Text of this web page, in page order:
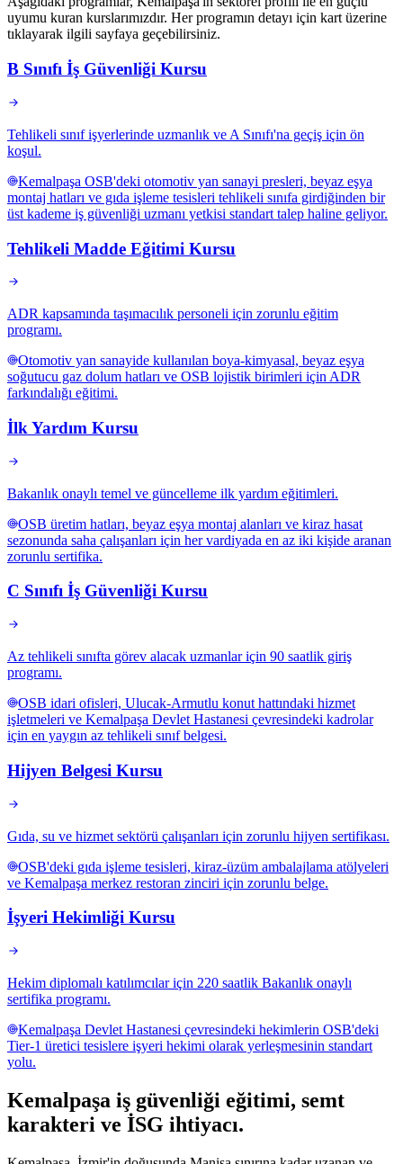
uyumu kuran kurslarımızdır. Her programın detayı için kart üzerine
tıklayarak ilgili sayfaya geçebilirsiniz.
B Sınıfı İş Güvenliği Kursu
Tehlikeli sınıf işyerlerinde uzmanlık ve A Sınıfı'na geçiş için ön
koşul.
Kemalpaşa OSB'deki otomotiv yan sanayi presleri, beyaz eşya
montaj hatları ve gıda işleme tesisleri tehlikeli sınıfa girdiğinden bir
üst kademe iş güvenliği uzmanı yetkisi standart talep haline geliyor.
Tehlikeli Madde Eğitimi Kursu
ADR kapsamında taşımacılık personeli için zorunlu eğitim
programı.
Otomotiv yan sanayide kullanılan boya-kimyasal, beyaz eşya
soğutucu gaz dolum hatları ve OSB lojistik birimleri için ADR
farkındalığı eğitimi.
İlk Yardım Kursu
Bakanlık onaylı temel ve güncelleme ilk yardım eğitimleri.
OSB üretim hatları, beyaz eşya montaj alanları ve kiraz hasat
sezonunda saha çalışanları için her vardiyada en az iki kişide aranan
zorunlu sertifika.
C Sınıfı İş Güvenliği Kursu
Az tehlikeli sınıfta görev alacak uzmanlar için 90 saatlik giriş
programı.
OSB idari ofisleri, Ulucak-Armutlu konut hattındaki hizmet
işletmeleri ve Kemalpaşa Devlet Hastanesi çevresindeki kadrolar
için en yaygın az tehlikeli sınıf belgesi.
Hijyen Belgesi Kursu
Gıda, su ve hizmet sektörü çalışanları için zorunlu hijyen sertifikası.
OSB'deki gıda işleme tesisleri, kiraz-üzüm ambalajlama atölyeleri
ve Kemalpaşa merkez restoran zinciri için zorunlu belge.
İşyeri Hekimliği Kursu
Hekim diplomalı katılımcılar için 220 saatlik Bakanlık onaylı
sertifika programı.
Kemalpaşa Devlet Hastanesi çevresindeki hekimlerin OSB'deki
Tier-1 üretici tesislere işyeri hekimi olarak yerleşmesinin standart
yolu.
Kemalpaşa iş güvenliği eğitimi, semt
karakteri ve İSG ihtiyacı.